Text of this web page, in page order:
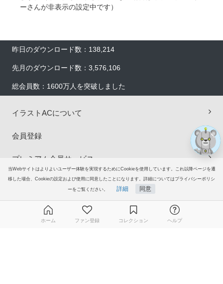
当Webサイトはよりよいユーザー体験を実現するためにCookieを使用しています。これ以降ページを遷
移した場合、Cookieの設定および使用に同意したことになります。詳細についてはプライバシーポリシ
ーをご覧ください。 詳細 同意
ーさんが非表示の設定中です）
昨日のダウンロード数：138,214
先月のダウンロード数：3,576,106
総会員数：1600万人を突破しました
イラストACについて
会員登録
プレミアム会員サービス
ヘルプ＆ガイド
グループサイト
ホーム ファン登録 コレクション ヘルプ